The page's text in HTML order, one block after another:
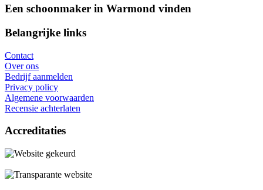
Een schoonmaker in Warmond vinden
Belangrijke links
Contact
Over ons
Bedrijf aanmelden
Privacy policy
Algemene voorwaarden
Recensie achterlaten
Accreditaties